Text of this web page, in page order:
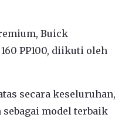
Buick
PP100, diikuti oleh
secara keseluruhan,
sebagai model terbaik